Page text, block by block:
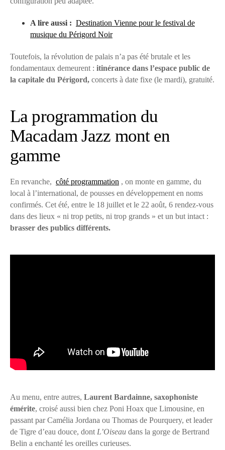
A lire aussi : Destination Vienne pour le festival de
musique du Périgord Noir
Toutefois, la révolution de palais n’a pas été brutale et les
fondamentaux demeurent : itinérance dans l’espace public de
la capitale du Périgord, concerts à date fixe (le mardi), gratuité.
La programmation du
Macadam Jazz mont en
gamme
En revanche, côté programmation , on monte en gamme, du
local à l’international, de pousses en développement en noms
confirmés. Cet été, entre le 18 juillet et le 22 août, 6 rendez-vous
dans des lieux « ni trop petits, ni trop grands » et un but intact :
brasser des publics différents.
Au menu, entre autres, Laurent Bardainne, saxophoniste
émérite, croisé aussi bien chez Poni Hoax que Limousine, en
passant par Camélia Jordana ou Thomas de Pourquery, et leader
de Tigre d’eau douce, dont L’Oiseau dans la gorge de Bertrand
Belin a enchanté les oreilles curieuses.